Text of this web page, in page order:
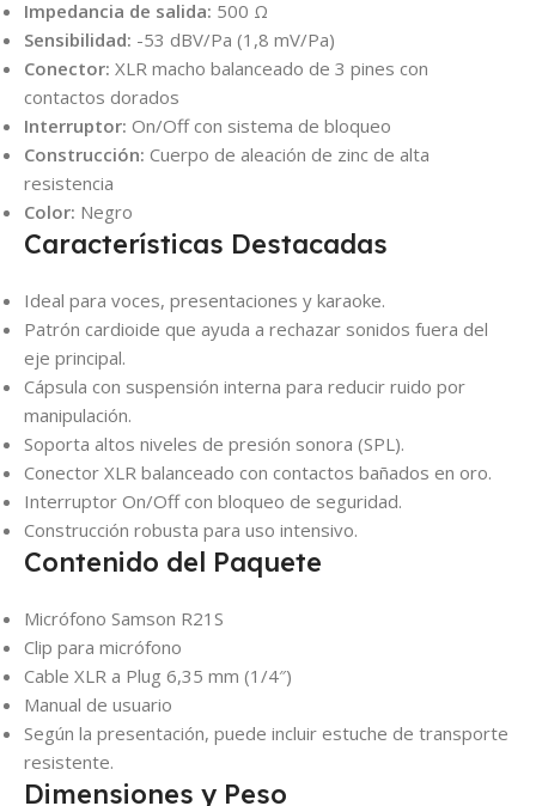
Impedancia de salida: 500 Ω
Sensibilidad: -53 dBV/Pa (1,8 mV/Pa)
Conector: XLR macho balanceado de 3 pines con
contactos dorados
Interruptor: On/Off con sistema de bloqueo
Construcción: Cuerpo de aleación de zinc de alta
resistencia
Color: Negro
Características Destacadas
Ideal para voces, presentaciones y karaoke.
Patrón cardioide que ayuda a rechazar sonidos fuera del
eje principal.
Cápsula con suspensión interna para reducir ruido por
manipulación.
Soporta altos niveles de presión sonora (SPL).
Conector XLR balanceado con contactos bañados en oro.
Interruptor On/Off con bloqueo de seguridad.
Construcción robusta para uso intensivo.
Contenido del Paquete
Micrófono Samson R21S
Clip para micrófono
Cable XLR a Plug 6,35 mm (1/4″)
Manual de usuario
Según la presentación, puede incluir estuche de transporte
resistente.
Dimensiones y Peso